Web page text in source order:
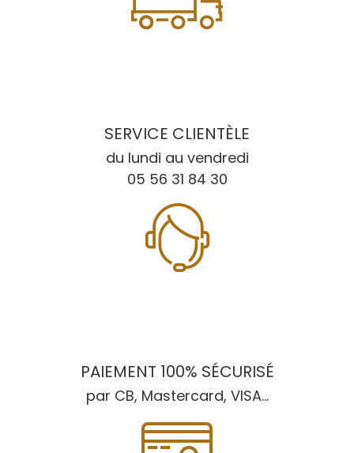
SERVICE CLIENTÈLE
du lundi au vendredi
05 56 31 84 30
PAIEMENT 100% SÉCURISÉ
par CB, Mastercard, VISA...